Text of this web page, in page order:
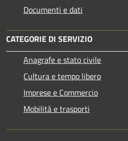
Documenti e dati
CATEGORIE DI SERVIZIO
Anagrafe e stato civile
Cultura e tempo libero
Imprese e Commercio
Mobilità e trasporti